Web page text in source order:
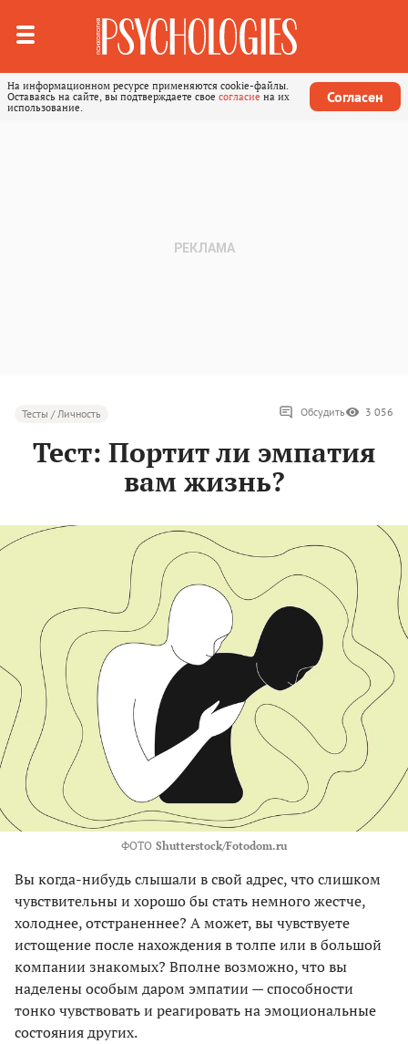
На информационном ресурсе применяются cookie-файлы.
Оставаясь на сайте, вы подтверждаете свое согласие на их
использование.
Согласен
Тесты / Личность Обсудить 3 056
Тест: Портит ли эмпатия
вам жизнь?
ФОТО Shutterstock/Fotodom.ru
Вы когда-нибудь слышали в свой адрес, что слишком
чувствительны и хорошо бы стать немного жестче,
холоднее, отстраненнее? А может, вы чувствуете
истощение после нахождения в толпе или в большой
компании знакомых? Вполне возможно, что вы
наделены особым даром эмпатии — способности
тонко чувствовать и реагировать на эмоциональные
состояния других.